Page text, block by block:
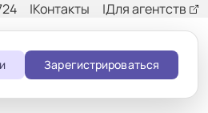
Контакты Для агентств
Зарегистрироваться